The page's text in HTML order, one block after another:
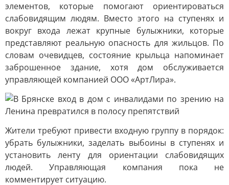
элементов, которые помогают ориентироваться
слабовидящим людям. Вместо этого на ступенях и
вокруг входа лежат крупные булыжники, которые
представляют реальную опасность для жильцов. По
словам очевидцев, состояние крыльца напоминает
заброшенное здание, хотя дом обслуживается
управляющей компанией ООО «АртЛира».
Жители требуют привести входную группу в порядок:
убрать булыжники, заделать выбоины в ступенях и
установить ленту для ориентации слабовидящих
людей. Управляющая компания пока не
комментирует ситуацию.